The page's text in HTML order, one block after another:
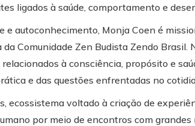
ligados à saúde, comportamento e
e autoconhecimento, Monja Coen é
da Comunidade Zen Budista Zendo Brasil.
à consciência, propósito e
e das questões enfrentadas no
ecossistema voltado à criação de
por meio de encontros com grandes